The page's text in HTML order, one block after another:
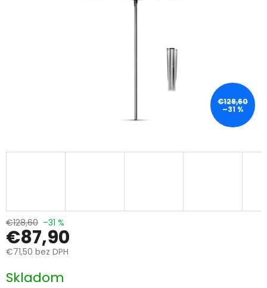
€128,60
–31 %
€128,60 –31 %
€87,90
€71,50 bez DPH
cena:
Skladom